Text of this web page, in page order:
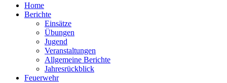
Home
Berichte
Einsätze
Übungen
Jugend
Veranstaltungen
Allgemeine Berichte
Jahresrückblick
Feuerwehr